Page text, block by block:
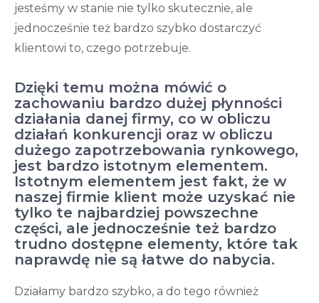
jesteśmy w stanie nie tylko skutecznie, ale
jednocześnie też bardzo szybko dostarczyć
klientowi to, czego potrzebuje.
Dzięki temu można mówić o
zachowaniu bardzo dużej płynności
działania danej firmy, co w obliczu
działań konkurencji oraz w obliczu
dużego zapotrzebowania rynkowego,
jest bardzo istotnym elementem.
Istotnym elementem jest fakt, że w
naszej firmie klient może uzyskać nie
tylko te najbardziej powszechne
części, ale jednocześnie też bardzo
trudno dostępne elementy, które tak
naprawdę nie są łatwe do nabycia.
Działamy bardzo szybko, a do tego również